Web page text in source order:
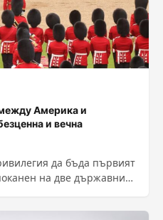
Америка и
и вечна
да бъда първият
на две държавни